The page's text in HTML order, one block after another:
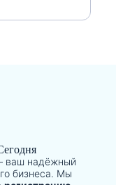
ваш надёжный
бизнеса. Мы